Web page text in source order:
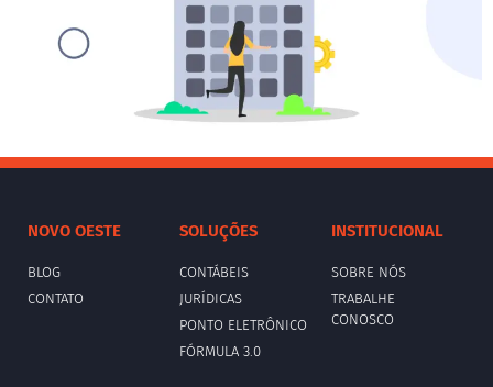
NOVO OESTE
BLOG
CONTATO
SOLUÇÕES
CONTÁBEIS
JURÍDICAS
PONTO ELETRÔNICO
FÓRMULA 3.0
INSTITUCIONAL
SOBRE NÓS
TRABALHE
CONOSCO